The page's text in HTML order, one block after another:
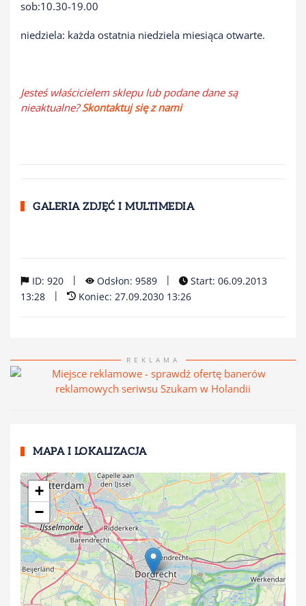
sob:10.30-19.00
niedziela: każda ostatnia niedziela miesiąca otwarte.
Jesteś właścicielem sklepu lub podane dane są
nieaktualne? Skontaktuj się z nami
GALERIA ZDJĘĆ I MULTIMEDIA
ID: 920 | Odsłon: 9589 |
Start: 06.09.2013
13:28 | Koniec: 27.09.2030 13:26
REKLAMA
MAPA I LOKALIZACJA
+
−